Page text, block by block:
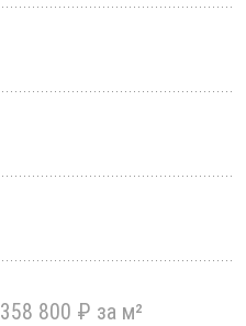
358 800 ₽ за м²